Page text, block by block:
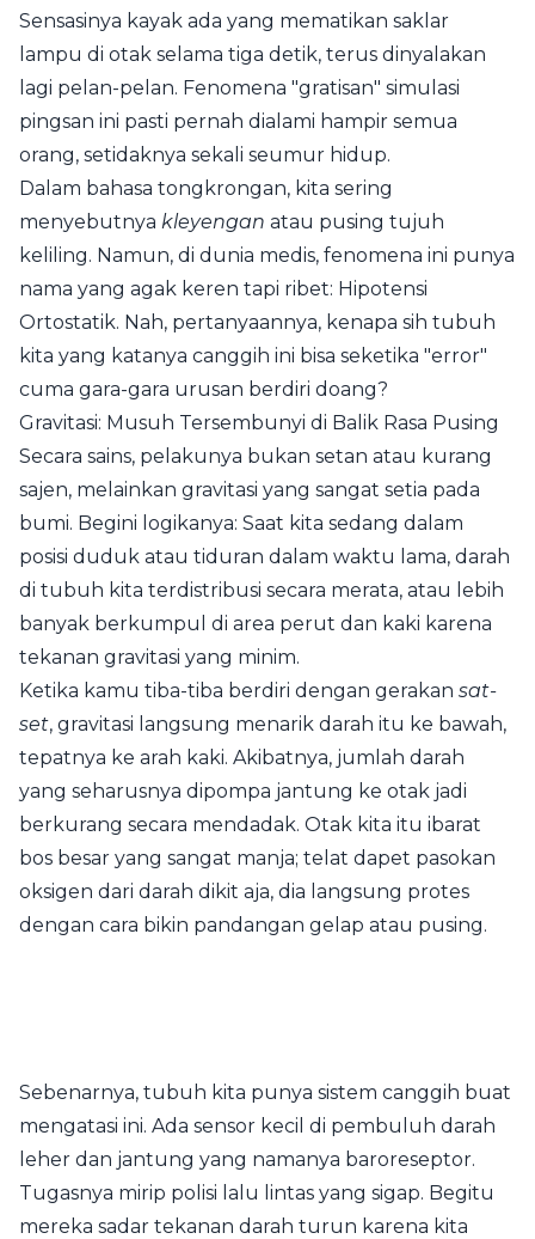
Sensasinya kayak ada yang mematikan saklar
lampu di otak selama tiga detik, terus dinyalakan
lagi pelan-pelan. Fenomena "gratisan" simulasi
pingsan ini pasti pernah dialami hampir semua
orang, setidaknya sekali seumur hidup.
Dalam bahasa tongkrongan, kita sering
menyebutnya kleyengan atau pusing tujuh
keliling. Namun, di dunia medis, fenomena ini punya
nama yang agak keren tapi ribet: Hipotensi
Ortostatik. Nah, pertanyaannya, kenapa sih tubuh
kita yang katanya canggih ini bisa seketika "error"
cuma gara-gara urusan berdiri doang?
Gravitasi: Musuh Tersembunyi di Balik Rasa Pusing
Secara sains, pelakunya bukan setan atau kurang
sajen, melainkan gravitasi yang sangat setia pada
bumi. Begini logikanya: Saat kita sedang dalam
posisi duduk atau tiduran dalam waktu lama, darah
di tubuh kita terdistribusi secara merata, atau lebih
banyak berkumpul di area perut dan kaki karena
tekanan gravitasi yang minim.
Ketika kamu tiba-tiba berdiri dengan gerakan sat-
set, gravitasi langsung menarik darah itu ke bawah,
tepatnya ke arah kaki. Akibatnya, jumlah darah
yang seharusnya dipompa jantung ke otak jadi
berkurang secara mendadak. Otak kita itu ibarat
bos besar yang sangat manja; telat dapet pasokan
oksigen dari darah dikit aja, dia langsung protes
dengan cara bikin pandangan gelap atau pusing.
Sebenarnya, tubuh kita punya sistem canggih buat
mengatasi ini. Ada sensor kecil di pembuluh darah
leher dan jantung yang namanya baroreseptor.
Tugasnya mirip polisi lalu lintas yang sigap. Begitu
mereka sadar tekanan darah turun karena kita